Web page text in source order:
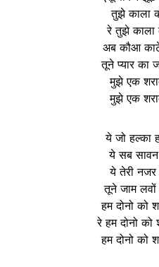
तुझे काला
रे तुझे काला
अब कौआ
तूने प्यार का
मुझे एक
मुझे एक
ये जो हल्का
ये सब
ये तेरी
तूने जाम लवों
हम दोनो को
रे हम दोनो को
हम दोनो को